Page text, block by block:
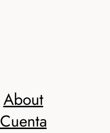
About
Cuenta